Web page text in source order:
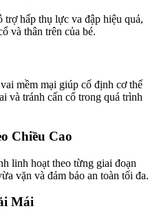
trợ hấp thụ lực va đập hiệu quả,
và thân trên của bé.
mềm mại giúp cố định cơ thể
và tránh cấn cổ trong quá trình
Chiều Cao
linh hoạt theo từng giai đoạn
vặn và đảm bảo an toàn tối đa.
Mái